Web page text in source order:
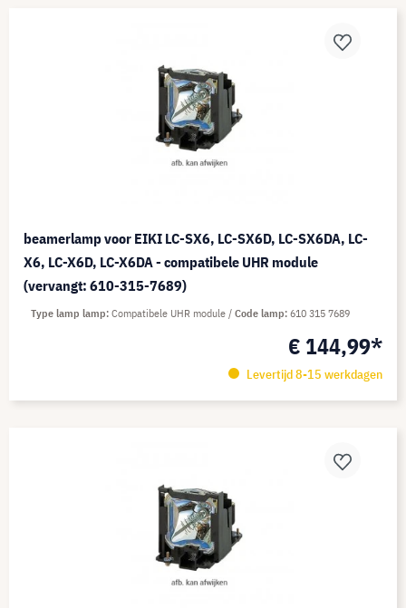
beamerlamp voor EIKI LC-SX6, LC-SX6D, LC-SX6DA, LC-
X6, LC-X6D, LC-X6DA - compatibele UHR module
(vervangt: 610-315-7689)
€ 144,99*
Levertijd 8-15 werkdagen
Type lamp lamp Compatibele UHR module Code lamp 610 315 7689